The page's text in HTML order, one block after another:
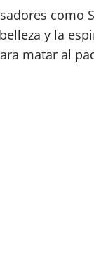
como
y la
matar al